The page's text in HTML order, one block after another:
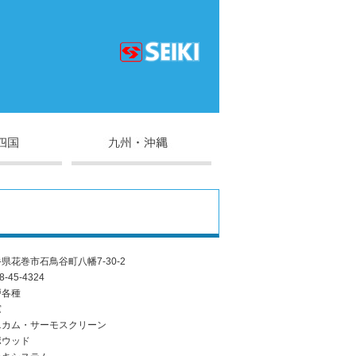
花巻市石鳥谷町八幡7-30-2
45-4324
種
ム・サーモスクリーン
ッド